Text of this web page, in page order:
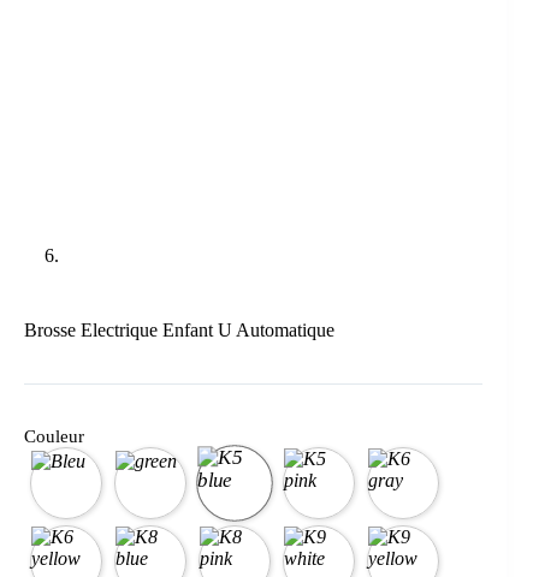
Brosse Electrique Enfant U Automatique
Couleur